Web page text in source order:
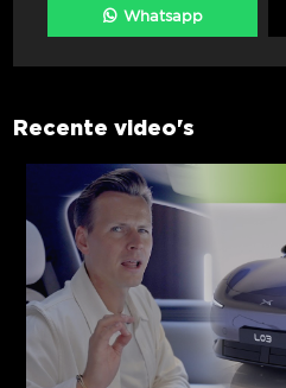
Whatsapp
Recente video's